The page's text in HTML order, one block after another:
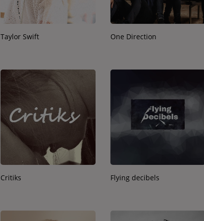
Taylor Swift One Direction
Critiks Flying decibels